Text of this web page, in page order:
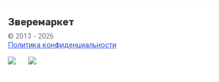
Зверемаркет
© 2013 - 2026
Политика конфиденциальности